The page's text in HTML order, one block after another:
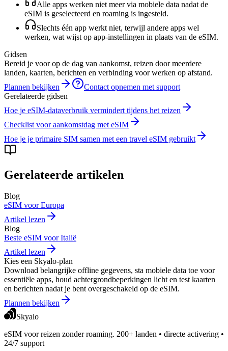
Alle apps werken niet meer via mobiele data nadat de
eSIM is geselecteerd en roaming is ingesteld.
Slechts één app werkt niet, terwijl andere apps wel
werken, wat wijst op app-instellingen in plaats van de eSIM.
Gidsen
Bereid je voor op de dag van aankomst, reizen door meerdere
landen, kaarten, berichten en verbinding voor werken op afstand.
Plannen bekijken
Contact opnemen met support
Gerelateerde gidsen
Hoe je eSIM-dataverbruik vermindert tijdens het reizen
Checklist voor aankomstdag met eSIM
Hoe je je primaire SIM samen met een travel eSIM gebruikt
Gerelateerde artikelen
Blog
eSIM voor Europa
Artikel lezen
Blog
Beste eSIM voor Italië
Artikel lezen
Kies een Skyalo-plan
Download belangrijke offline gegevens, sta mobiele data toe voor
essentiële apps, houd achtergrondbeperkingen licht en test kaarten
en berichten nadat je bent overgeschakeld op de eSIM.
Plannen bekijken
Skyalo
eSIM voor reizen zonder roaming. 200+ landen • directe activering •
24/7 support